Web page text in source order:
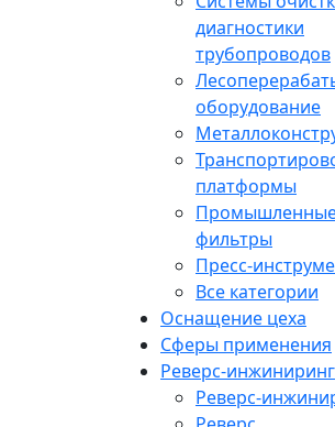
диагностики
трубопроводов
оборудование
платформы
фильтры
Пресс-
Все категории
Оснащение цеха
Сферы применения
Реверс-инжиниринг
Реверс-